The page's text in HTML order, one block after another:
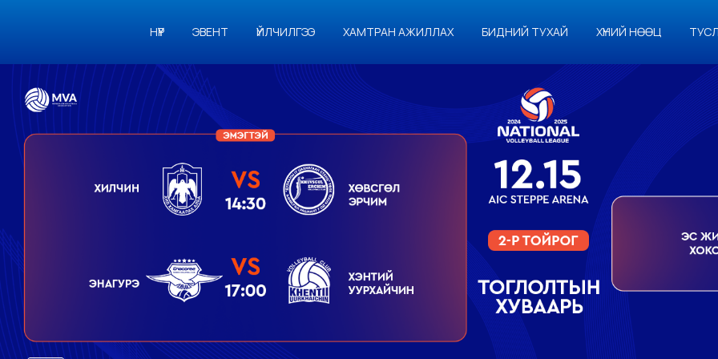
НҮҮР ЭВЕНТ ҮЙЛЧИЛГЭЭ ХАМТРАН АЖИЛЛАХ БИДНИЙ ТУХАЙ ХҮНИЙ НӨӨЦ